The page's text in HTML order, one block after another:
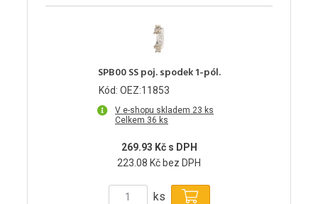
SPB00 SS poj. spodek 1-pól.
Kód: OEZ:11853
V e-shopu skladem 23 ks
Celkem 36 ks
269.93 Kč s DPH
223.08 Kč bez DPH
ks